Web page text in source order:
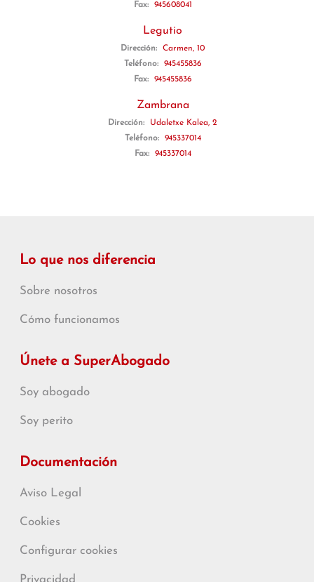
Fax:
945608041
Legutio
Dirección:
Carmen, 10
Teléfono:
945455836
Fax:
945455836
Zambrana
Dirección:
Udaletxe Kalea, 2
Teléfono:
945337014
Fax:
945337014
Lo que nos diferencia
Sobre nosotros
Cómo funcionamos
Únete a SuperAbogado
Soy abogado
Soy perito
Documentación
Aviso Legal
Cookies
Configurar cookies
Privacidad